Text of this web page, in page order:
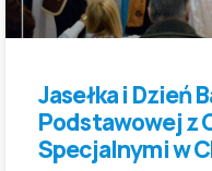
Jasełka i Dzień
Podstawowej z
Specjalnymi w